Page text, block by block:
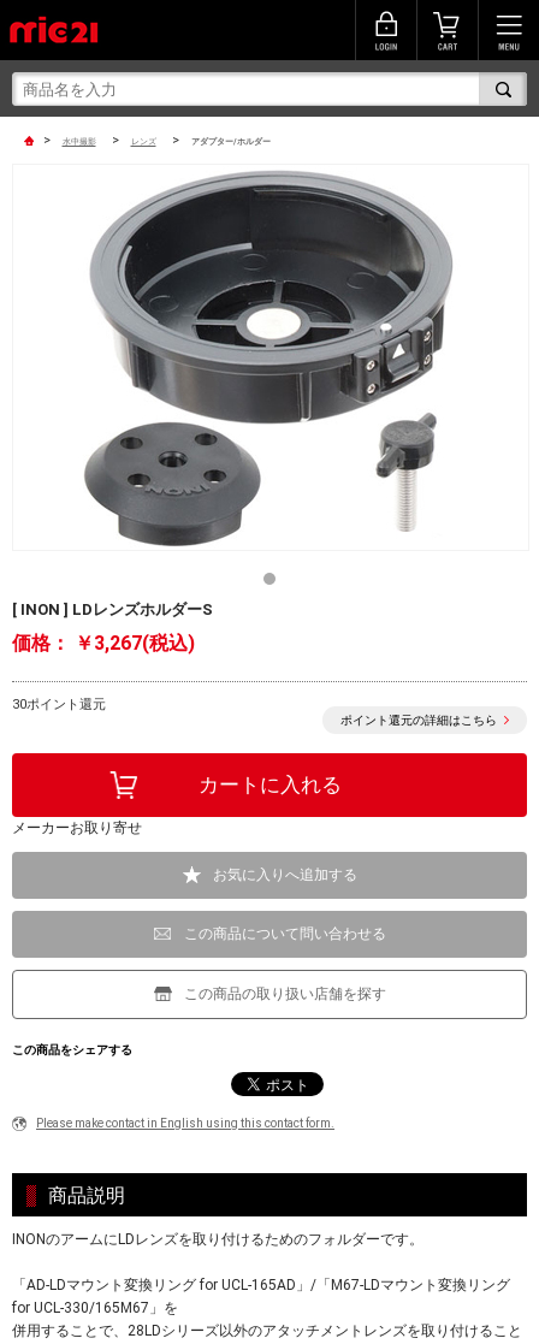
> 水中撮影 > レンズ > アダプター/ホルダー
[ INON ] LDレンズホルダーS
価格： ￥3,267(税込)
30ポイント還元
ポイント還元の詳細はこちら
メーカーお取り寄せ
お気に入りへ追加する
この商品について問い合わせる
この商品の取り扱い店舗を探す
この商品をシェアする
Please make contact in English using this contact form.
商品説明
INONのアームにLDレンズを取り付けるためのフォルダーです。
「AD-LDマウント変換リング for UCL-165AD」/「M67-LDマウント変換リング
for UCL-330/165M67」を
併用することで、28LDシリーズ以外のアタッチメントレンズを取り付けること